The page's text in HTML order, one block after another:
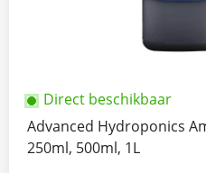
Direct beschikbaar
Advanced Hydroponics
250ml, 500ml, 1L